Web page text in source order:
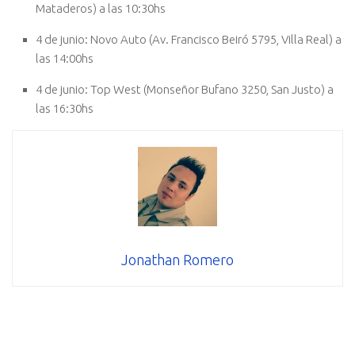
Mataderos) a las 10:30hs
4 de junio: Novo Auto (Av. Francisco Beiró 5795, Villa Real) a
las 14:00hs
4 de junio: Top West (Monseñor Bufano 3250, San Justo) a
las 16:30hs
Jonathan Romero